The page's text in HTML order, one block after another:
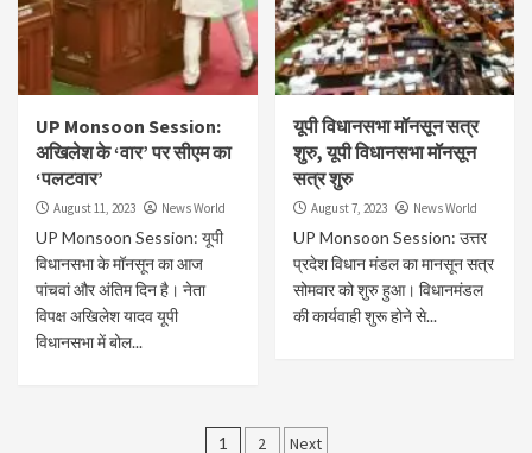
UP Monsoon Session:
अखिलेश के ‘वार’ पर सीएम का
‘पलटवार’
August 11, 2023 News World
UP Monsoon Session: यूपी
विधानसभा के मॉनसून का आज
पांचवां और अंतिम दिन है। नेता
विपक्ष अखिलेश यादव यूपी
विधानसभा में बोल...
यूपी विधानसभा मॉनसून सत्र
शुरु, यूपी विधानसभा मॉनसून
सत्र शुरु
August 7, 2023 News World
UP Monsoon Session: उत्तर
प्रदेश विधान मंडल का मानसून सत्र
सोमवार को शुरु हुआ। विधानमंडल
की कार्यवाही शुरू होने से...
1 2 Next